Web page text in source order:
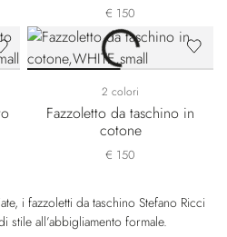
€ 150
2 colori
Fazzoletto da taschino in
cotone
€ 150
i fazzoletti da taschino Stefano Ricci
all’abbigliamento formale.